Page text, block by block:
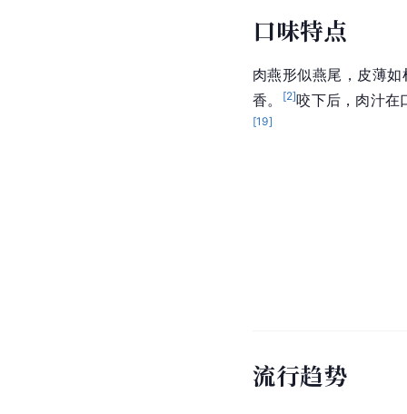
口味特点
肉燕形似燕尾 ，皮薄
香。
[2]咬下后， 肉汁在
[19]
流行趋势